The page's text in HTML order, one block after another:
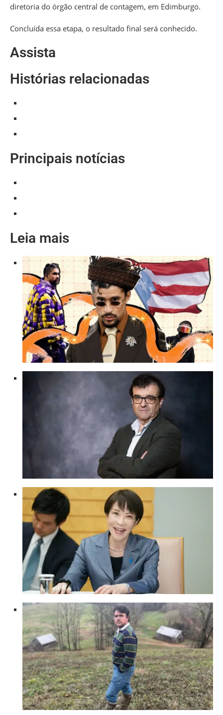
diretoria do órgão central de contagem, em Edimburgo.
Concluída essa etapa, o resultado final será conhecido.
Assista
Histórias relacionadas
Principais notícias
Leia mais